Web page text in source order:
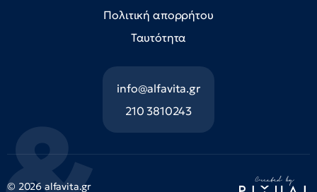
Πολιτική απορρήτου
Ταυτότητα
info@alfavita.gr
210 3810243
© 2026 alfavita.gr